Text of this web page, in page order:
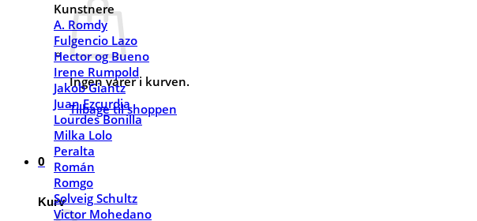
Ingen varer i kurven.
Tilbage til shoppen
0
Kurv
Kunstnere
A. Romdy
Fulgencio Lazo
Hector og Bueno
Irene Rumpold
Jakob Giantz
Juan Ezcurdia
Lourdes Bonilla
Milka Lolo
Peralta
Román
Romgo
Solveig Schultz
Victor Mohedano